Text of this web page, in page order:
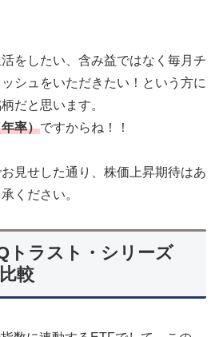
をしたい、含み益ではなく毎月チ
シュをいただきたい！という方に
だと思います。
率）ですからね！！
見せした通り、株価上昇期待はあ
ください。
トラスト・シリーズ
較